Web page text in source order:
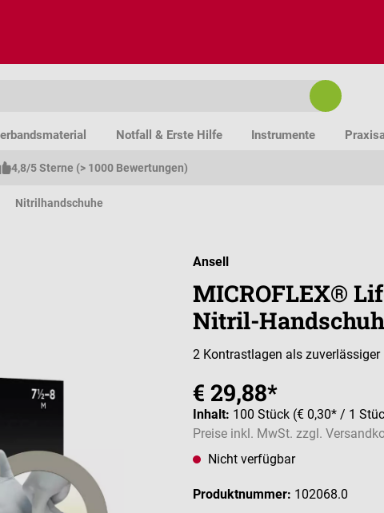
Notfall & Erste Hilfe Instrumente
4,8/5 Sterne (> 1000 Bewertungen)
Nitrilhandschuhe
Ansell
MICROFLEX®
Nitril-Handschuh
2 Kontrastlagen als zuverlässiger
€ 29,88*
Inhalt: 100 Stück (€ 0,30* / 1
Preise inkl. MwSt. zzgl.
Nicht verfügbar
Produktnummer: 102068.0